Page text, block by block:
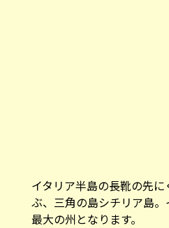
イタリア半島の長靴の先
ぶ、三角の島シチリア島
最大の州となります。